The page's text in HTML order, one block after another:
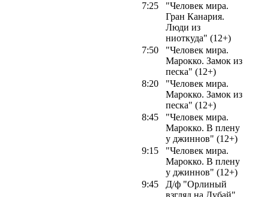
7:25
"Человек мира.
Гран Канария.
Люди из
ниоткуда" (12+)
7:50
"Человек мира.
Марокко. Замок из
песка" (12+)
8:20
"Человек мира.
Марокко. Замок из
песка" (12+)
8:45
"Человек мира.
Марокко. В плену
у джиннов" (12+)
9:15
"Человек мира.
Марокко. В плену
у джиннов" (12+)
9:45
Д/ф "Орлиный
взгляд на Дубай"